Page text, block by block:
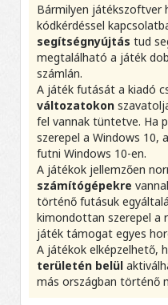
Bármilyen játékszoftver
kódkérdéssel
segítségnyújtás tud
megtalálható a játék
számlán.
A játék futását a kiadó
változatokon
fel vannak tüntetve. Ha
szerepel a Windows 10,
futni Windows 10-en.
A játékok jellemzően
számítógépekre
történő futásuk
kimondottan szerepel a
játék támogat egyes
A játékok elképzelhető,
területén belül
más országban történő